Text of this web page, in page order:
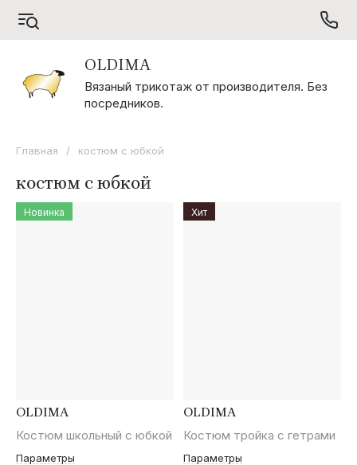
O
OLDIMA
Вязаный трикотаж от производителя. Без
посредников.
Главная / костюм с юбкой
костюм с юбкой
Новинка
Костюм школьный с юбкой
OLDIMA
Параметры
Хит
Костюм тройка с гетрами
OLDIMA
Параметры